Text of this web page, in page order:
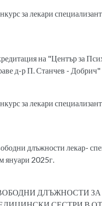
за лекари
на "Център за
д-р П. Станчев -
за лекари
длъжности лекар-
януари 2025г.
ДЛЪЖНОСТИ ЗА